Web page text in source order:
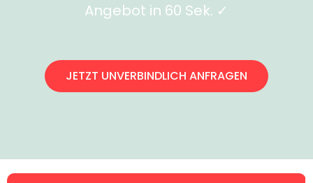
Angebot in 60 Sek. ✓
JETZT UNVERBINDLICH ANFRAGEN